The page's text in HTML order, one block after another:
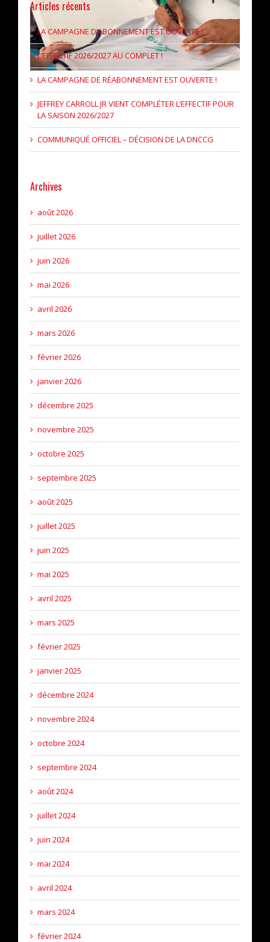
Articles récents
LA CAMPAGNE D’ABONNEMENT EST OUVERTE !
L’EFFECTIF 2026/2027 AU COMPLET !
LA CAMPAGNE DE RÉABONNEMENT EST OUVERTE !
JEFFREY CARROLL JR VIENT COMPLÉTER L’EFFECTIF POUR
LA SAISON 2026/2027
COMMUNIQUÉ OFFICIEL – DÉCISION DE LA DNCCG
Archives
août 2026
juillet 2026
juin 2026
mai 2026
avril 2026
mars 2026
février 2026
janvier 2026
décembre 2025
novembre 2025
octobre 2025
septembre 2025
août 2025
juillet 2025
juin 2025
mai 2025
avril 2025
mars 2025
février 2025
janvier 2025
décembre 2024
novembre 2024
octobre 2024
septembre 2024
août 2024
juillet 2024
juin 2024
mai 2024
avril 2024
mars 2024
février 2024